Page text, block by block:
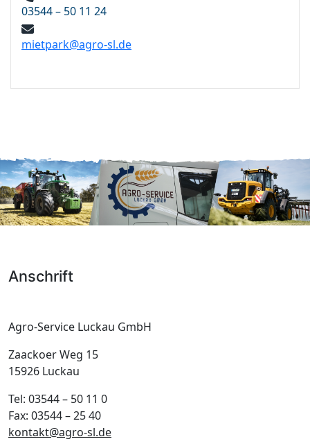
03544 – 50 11 24
mietpark@agro-sl.de
Anschrift
Agro-Service Luckau GmbH
Zaackoer Weg 15
15926 Luckau
Tel: 03544 – 50 11 0
Fax: 03544 – 25 40
kontakt@agro-sl.de